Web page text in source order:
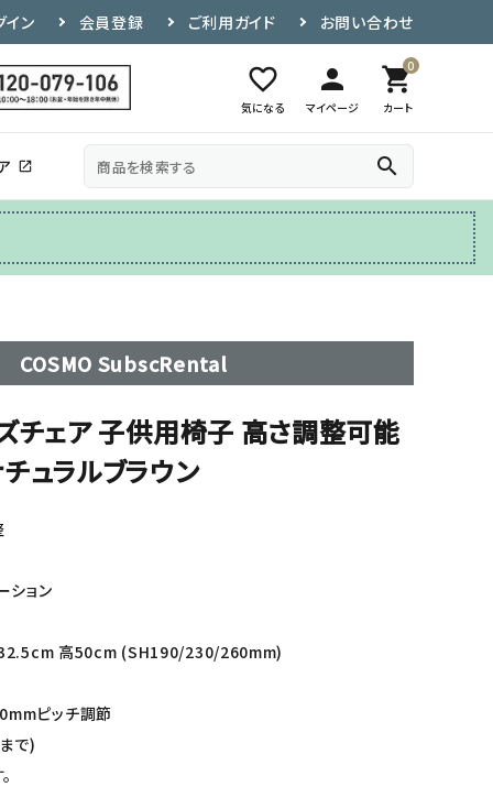
イン 会員登録 ご利用ガイド お問い合わせ
favorite_border
気になる
person
マイページ
0
shopping_cart
カート
その他
テレビ台
open_in_new search
COSMO SubscRental
チェア 子供用椅子 高さ調整可能
ュラルブラウン
ション
32.5cm 高50cm (SH190/230/260mm)
ピッチ調節
で)